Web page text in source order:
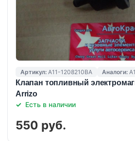
Артикул: A11-1208210BA Аналоги:
Клапан топливный
Arrizo
Есть в наличии
550 руб.